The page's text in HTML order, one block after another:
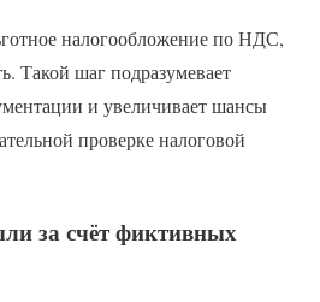
налогообложение по НДС,
Такой шаг подразумевает
и увеличивает шансы
проверке налоговой
за счёт фиктивных